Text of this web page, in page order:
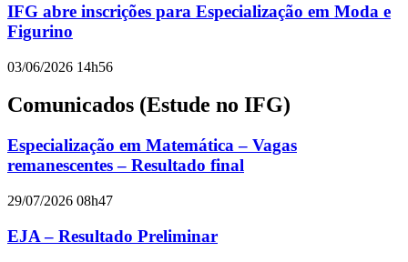
IFG abre inscrições para Especialização em Moda e
Figurino
03/06/2026 14h56
Comunicados (Estude no IFG)
Especialização em Matemática – Vagas
remanescentes – Resultado final
29/07/2026 08h47
EJA – Resultado Preliminar